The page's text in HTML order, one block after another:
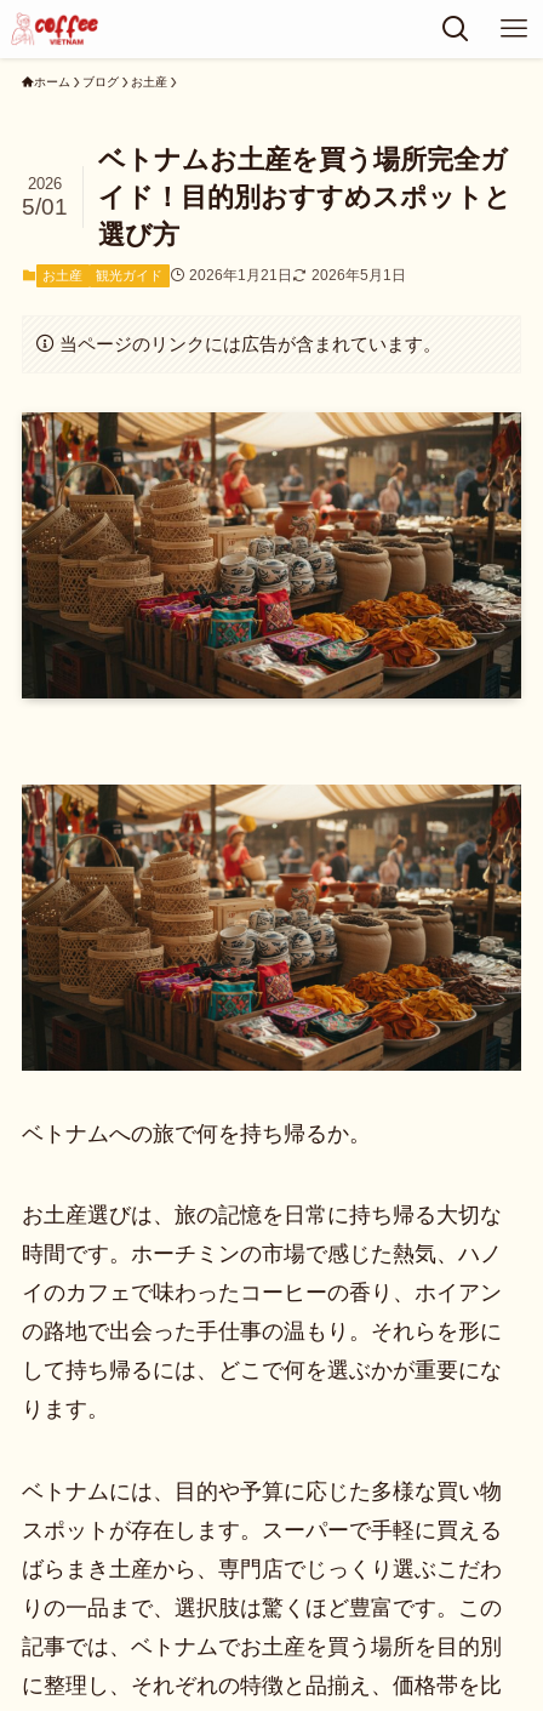
ホーム ブログ お土産
ベトナムお土産を買う場所完全ガ
イド！目的別おすすめスポットと
選び方
2026
5/01
お土産 観光ガイド 2026年1月21日 2026年5月1日
当ページのリンクには広告が含まれています。
ベトナムへの旅で何を持ち帰るか。
お土産選びは、旅の記憶を日常に持ち帰る大切な
時間です。ホーチミンの市場で感じた熱気、ハノ
イのカフェで味わったコーヒーの香り、ホイアン
の路地で出会った手仕事の温もり。それらを形に
して持ち帰るには、どこで何を選ぶかが重要にな
ります。
ベトナムには、目的や予算に応じた多様な買い物
スポットが存在します。スーパーで手軽に買える
ばらまき土産から、専門店でじっくり選ぶこだわ
りの一品まで、選択肢は驚くほど豊富です。この
記事では、ベトナムでお土産を買う場所を目的別
に整理し、それぞれの特徴と品揃え、価格帯を比